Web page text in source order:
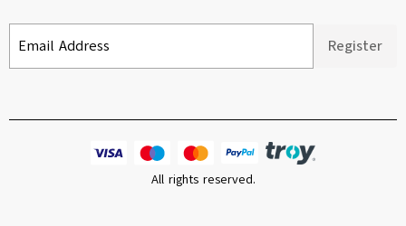
Email Address Register
All rights reserved.